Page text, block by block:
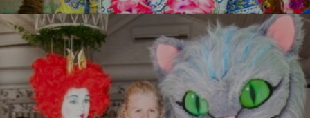
УЗНАТЬ БОЛЬШЕ